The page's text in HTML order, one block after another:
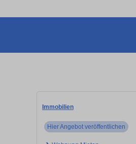
Immobilien
Hier Angebot veröffentlichen